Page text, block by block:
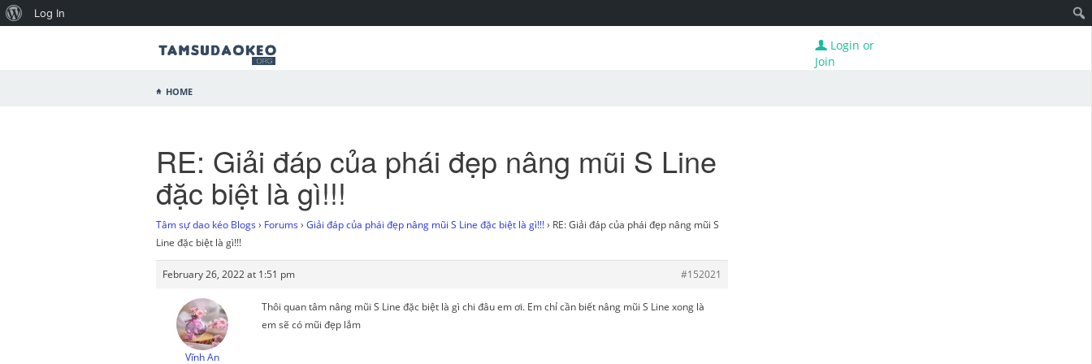
Login or
Join
Home
RE: Giải đáp của phái đẹp nâng mũi S Line
đặc biệt là gì!!!
Tâm sự dao kéo Blogs › Forums › Giải đáp của phái đẹp nâng mũi S Line đặc biệt là gì!!! › RE: Giải đáp của phái đẹp nâng mũi S
Line đặc biệt là gì!!!
February 26, 2022 at 1:51 pm #152021
Vĩnh An
Thôi quan tâm nâng mũi S Line đặc biệt là gì chi đâu em ơi. Em chỉ cần biết nâng mũi S Line xong là
em sẽ có mũi đẹp lắm
Log In